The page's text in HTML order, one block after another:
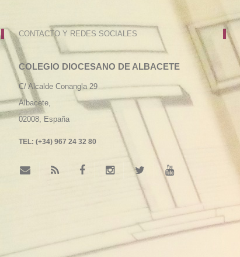
CONTACTO Y REDES SOCIALES
COLEGIO DIOCESANO DE ALBACETE
C/ Alcalde Conangla 29
Albacete,
02008, España
TEL: (+34) 967 24 32 80